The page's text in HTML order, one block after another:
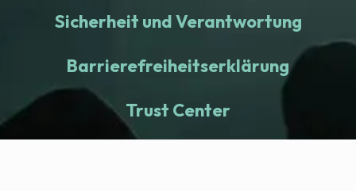
Sicherheit und Verantwortung
Barrierefreiheitserklärung
Trust Center